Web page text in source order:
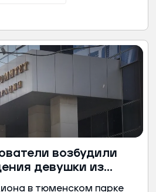
возбудили
девушки из
в тюменском парке